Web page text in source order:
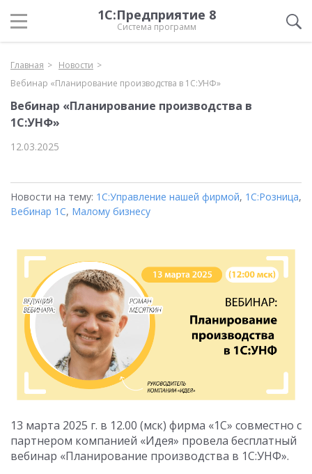
1С:Предприятие 8
Система программ
Главная
Новости
Вебинар «Планирование производства в 1С:УНФ»
Вебинар «Планирование производства в
1С:УНФ»
12.03.2025
Новости на тему: 1С:Управление нашей фирмой, 1С:Розница,
Вебинар 1С, Малому бизнесу
13 марта 2025 г. в 12.00 (мск) фирма «1С» совместно с
партнером компанией «Идея» провела бесплатный
вебинар «Планирование производства в 1С:УНФ».